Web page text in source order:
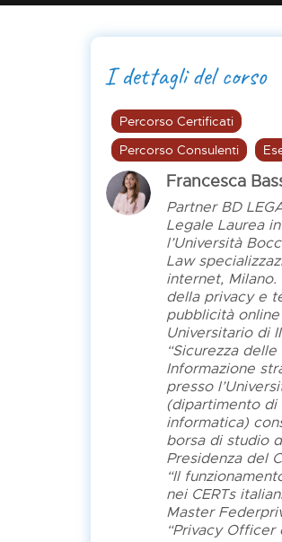
I dettagli del corso
Percorso Certificati
Percorso Consulenti
Francesca
Partner BD
Legale Laurea
l’Università
Law
internet, Milano.
della privacy e
pubblicità
Universitario di
“Sicurezza
Informazione
presso
(dipartimento di
informatica)
borsa di studio
Presidenza del
“Il
nei CERTs
Master
“Privacy Officer